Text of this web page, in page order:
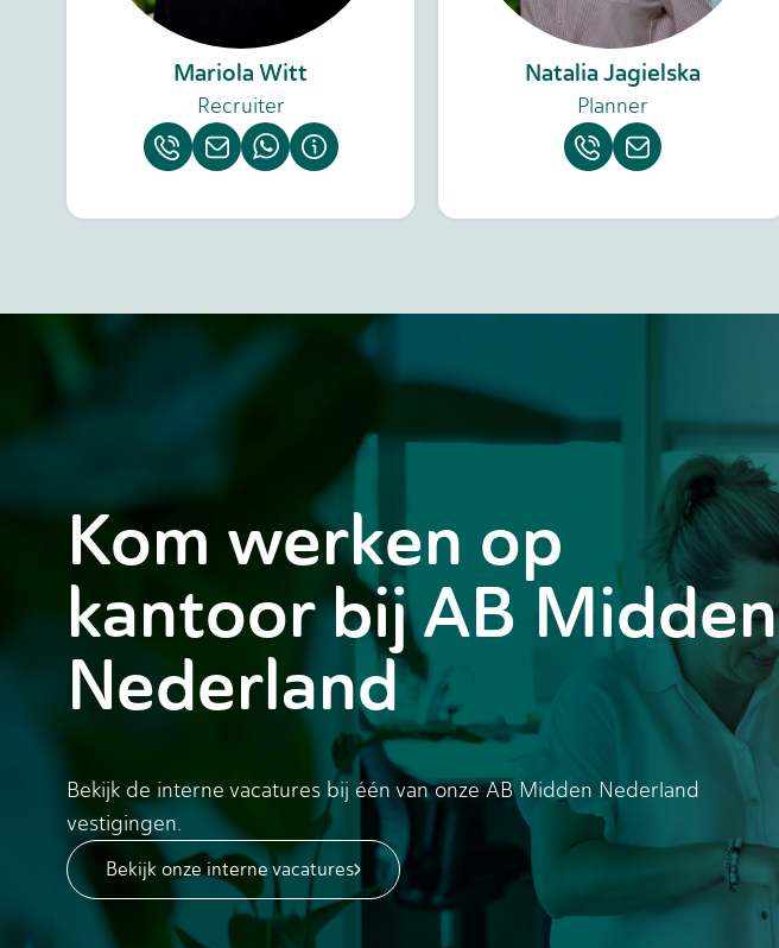
Mariola Witt
Recruiter
Natalia Jagielska
Planner
Kom werken op
kantoor bijAB Midden
Nederland
Bekijk de interne vacatures bij één van onze AB Midden Nederland
vestigingen.
Bekijk onze interne vacatures